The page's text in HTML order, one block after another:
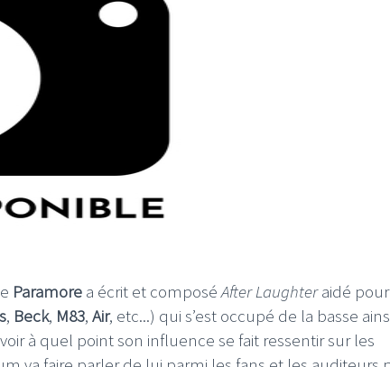
Paramore a écrit et composéAfter Laughteraidé
, Beck, M83, Air, etc...) qui s’est occupé de la basse
à quel point son influence se fait ressentir sur les